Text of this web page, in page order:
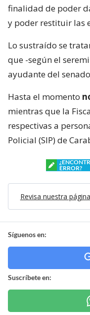
finalidad de poder
y poder restituir las
Lo sustraído se
que -según el
ayudante del
Hasta el momento
mientras que la
respectivas a
Policial (SIP) de
ERROR?
Revisa nuestra
Síguenos en:
Suscríbete en: